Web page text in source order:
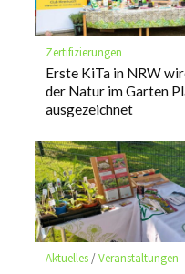
Zertifizierungen
Erste KiTa in NRW
der Natur im Garten
ausgezeichnet
Aktuelles/Veranstaltungen